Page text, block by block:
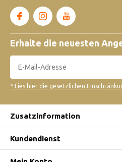
Erhalte die neuesten
* Lies hier die gesetzlichen
Zusatzinformation
Kundendienst